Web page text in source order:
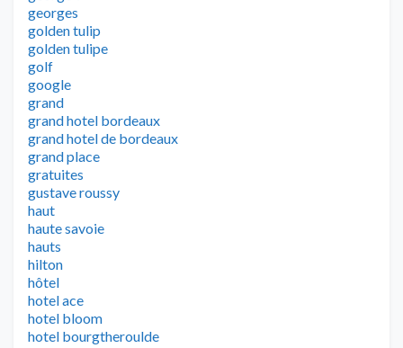
georges
golden tulip
golden tulipe
golf
google
grand
grand hotel bordeaux
grand hotel de bordeaux
grand place
gratuites
gustave roussy
haut
haute savoie
hauts
hilton
hôtel
hotel ace
hotel bloom
hotel bourgtheroulde